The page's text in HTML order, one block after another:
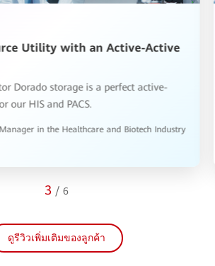
Utility with an Active-Active
Dorado storage is a perfect active-
our HIS and PACS.
in the Healthcare and Biotech Industry
3 / 6
ดูรีวิวเพิ่มเติมของลูกค้า